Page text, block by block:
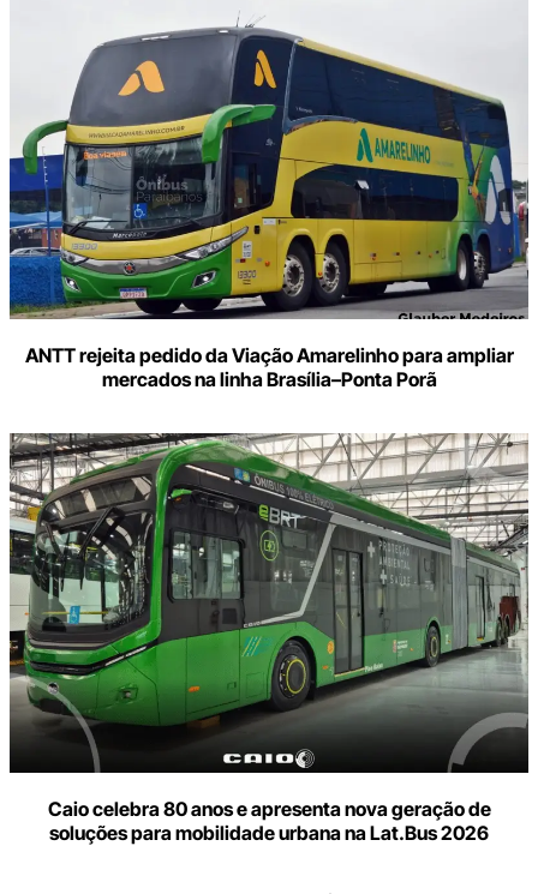
ANTT rejeita pedido da Viação Amarelinho para ampliar
mercados na linha Brasília–Ponta Porã
Caio celebra 80 anos e apresenta nova geração de
soluções para mobilidade urbana na Lat.Bus 2026